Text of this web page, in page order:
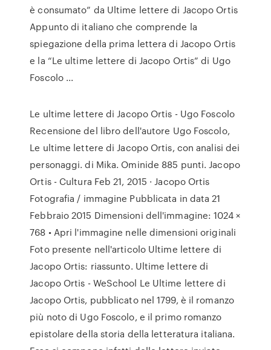
è consumato” da Ultime lettere di Jacopo Ortis
Appunto di italiano che comprende la
spiegazione della prima lettera di Jacopo Ortis
e la “Le ultime lettere di Jacopo Ortis” di Ugo
Foscolo ...
Le ultime lettere di Jacopo Ortis - Ugo Foscolo
Recensione del libro dell'autore Ugo Foscolo,
Le ultime lettere di Jacopo Ortis, con analisi dei
personaggi. di Mika. Ominide 885 punti. Jacopo
Ortis - Cultura Feb 21, 2015 · Jacopo Ortis
Fotografia / immagine Pubblicata in data 21
Febbraio 2015 Dimensioni dell'immagine: 1024 ×
768 • Apri l'immagine nelle dimensioni originali
Foto presente nell'articolo Ultime lettere di
Jacopo Ortis: riassunto. Ultime lettere di
Jacopo Ortis - WeSchool Le Ultime lettere di
Jacopo Ortis, pubblicato nel 1799, è il romanzo
più noto di Ugo Foscolo, e il primo romanzo
epistolare della storia della letteratura italiana.